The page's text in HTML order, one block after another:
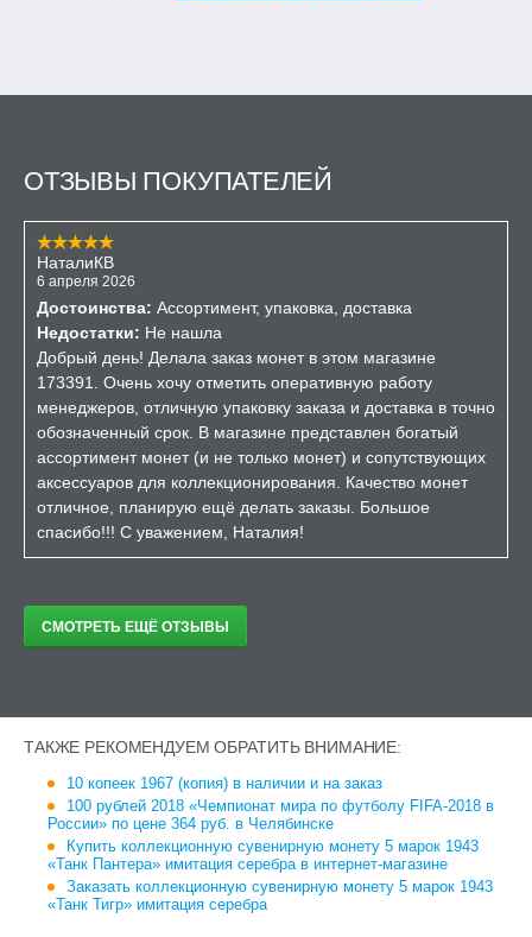
ОТЗЫВЫ ПОКУПАТЕЛЕЙ
НаталиКВ
6 апреля 2026
Достоинства: Ассортимент, упаковка, доставка
Недостатки: Не нашла
Добрый день! Делала заказ монет в этом магазине
173391. Очень хочу отметить оперативную работу
менеджеров, отличную упаковку заказа и доставка в точно
обозначенный срок. В магазине представлен богатый
ассортимент монет (и не только монет) и сопутствующих
аксессуаров для коллекционирования. Качество монет
отличное, планирую ещё делать заказы. Большое
спасибо!!! С уважением, Наталия!
СМОТРЕТЬ ЕЩЁ ОТЗЫВЫ
ТАКЖЕ РЕКОМЕНДУЕМ ОБРАТИТЬ ВНИМАНИЕ:
10 копеек 1967 (копия) в наличии и на заказ
100 рублей 2018 «Чемпионат мира по футболу FIFA-2018 в
России» по цене 364 руб. в Челябинске
Купить коллекционную сувенирную монету 5 марок 1943
«Танк Пантера» имитация серебра в интернет-магазине
Заказать коллекционную сувенирную монету 5 марок 1943
«Танк Тигр» имитация серебра